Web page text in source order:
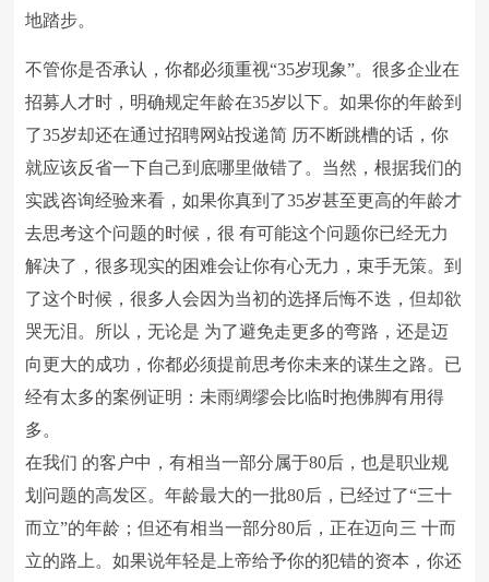
地踏步。
不管你是否承认，你都必须重视“35岁现象”。很多企业在
招募人才时，明确规定年龄在35岁以下。如果你的年龄到
了35岁却还在通过招聘网站投递简 历不断跳槽的话，你
就应该反省一下自己到底哪里做错了。当然，根据我们的
实践咨询经验来看，如果你真到了35岁甚至更高的年龄才
去思考这个问题的时候，很 有可能这个问题你已经无力
解决了，很多现实的困难会让你有心无力，束手无策。到
了这个时候，很多人会因为当初的选择后悔不迭，但却欲
哭无泪。所以，无论是 为了避免走更多的弯路，还是迈
向更大的成功，你都必须提前思考你未来的谋生之路。已
经有太多的案例证明：未雨绸缪会比临时抱佛脚有用得
多。
在我们 的客户中，有相当一部分属于80后，也是职业规
划问题的高发区。年龄最大的一批80后，已经过了“三十
而立”的年龄；但还有相当一部分80后，正在迈向三 十而
立的路上。如果说年轻是上帝给予你的犯错的资本，你还